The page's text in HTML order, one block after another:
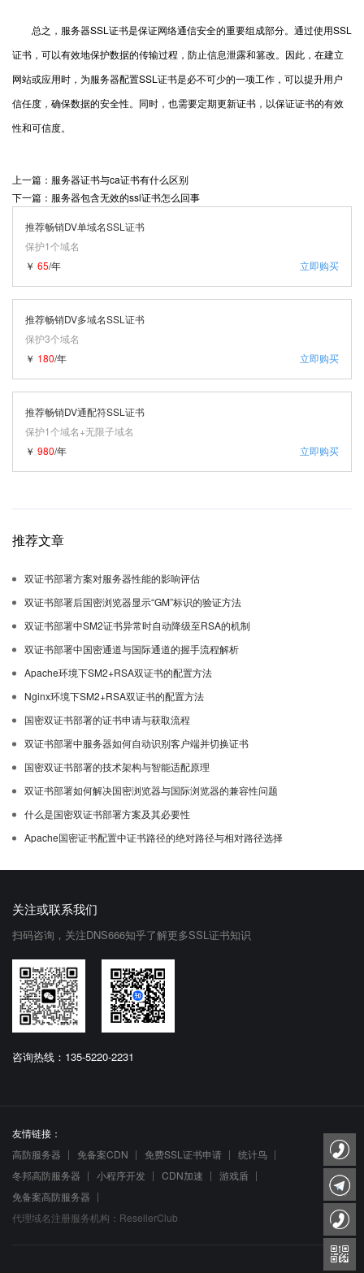
总之，服务器SSL证书是保证网络通信安全的重要组成部分。通过使用SSL
证书，可以有效地保护数据的传输过程，防止信息泄露和篡改。因此，在建立
网站或应用时，为服务器配置SSL证书是必不可少的一项工作，可以提升用户
信任度，确保数据的安全性。同时，也需要定期更新证书，以保证证书的有效
性和可信度。
上一篇：服务器证书与ca证书有什么区别
下一篇：服务器包含无效的ssl证书怎么回事
推荐畅销DV单域名SSL证书
保护1个域名
立即购买
￥ 65/年
推荐畅销DV多域名SSL证书
保护3个域名
立即购买
￥ 180/年
推荐畅销DV通配符SSL证书
保护1个域名+无限子域名
立即购买
￥ 980/年
推荐文章
双证书部署方案对服务器性能的影响评估
双证书部署后国密浏览器显示“GM”标识的验证方法
双证书部署中SM2证书异常时自动降级至RSA的机制
双证书部署中国密通道与国际通道的握手流程解析
Apache环境下SM2+RSA双证书的配置方法
Nginx环境下SM2+RSA双证书的配置方法
国密双证书部署的证书申请与获取流程
双证书部署中服务器如何自动识别客户端并切换证书
国密双证书部署的技术架构与智能适配原理
双证书部署如何解决国密浏览器与国际浏览器的兼容性问题
什么是国密双证书部署方案及其必要性
Apache国密证书配置中证书路径的绝对路径与相对路径选择
关注或联系我们
扫码咨询，关注DNS666知乎了解更多SSL证书知识
咨询热线：135-5220-2231
友情链接：
高防服务器
免备案CDN 免费SSL证书申请
统计鸟
冬邦高防服务器
小程序开发 CDN加速
游戏盾
免备案高防服务器
代理域名注册服务机构：ResellerClub